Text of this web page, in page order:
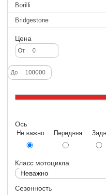
Borilli
Bridgestone
Continental
CST
Deestone
Dunlop
Excel
GoldenTyre
Gummy
IRC
IRC Tyre
Цена
От
До
Ось
Не важно Передняя
Класс мотоцикла
Неважно
Сезонность